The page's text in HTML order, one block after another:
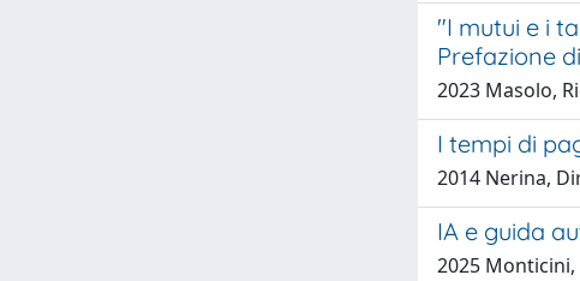
"I mutui e i
Prefazione
2023 Masolo,
I tempi di
2014 Nerina,
IA e guida
2025 Monticini,